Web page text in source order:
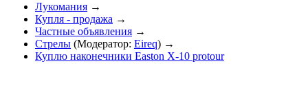
Лукомания →
Купля - продажа →
Частные объявления →
Стрелы (Модератор: Eireq) →
Куплю наконечники Easton X-10 protour